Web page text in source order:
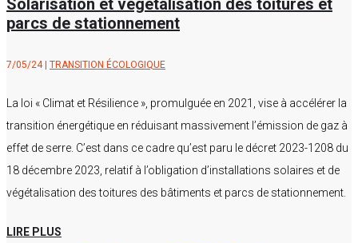
Solarisation et végétalisation des toitures et
parcs de stationnement
7/05/24| TRANSITION ÉCOLOGIQUE
La loi « Climat et Résilience », promulguée en 2021, vise à accélérer la
transition énergétique en réduisant massivement l’émission de gaz à
effet de serre. C’est dans ce cadre qu’est paru le décret 2023-1208 du
18 décembre 2023, relatif à l’obligation d’installations solaires et de
végétalisation des toitures des bâtiments et parcs de stationnement.
LIRE PLUS